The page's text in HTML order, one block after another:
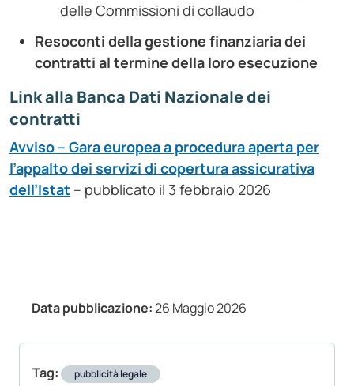
Data pubblicazione:26 Maggio 2026
Tag: pubblicità legale
delle Commissioni di collaudo
Resoconti della gestione finanziaria dei
contratti al termine della loro esecuzione
Link alla Banca Dati Nazionale dei
contratti
Avviso – Gara europea a procedura aperta per
l’appalto dei servizi di copertura assicurativa
dell’Istat – pubblicato il 3 febbraio 2026